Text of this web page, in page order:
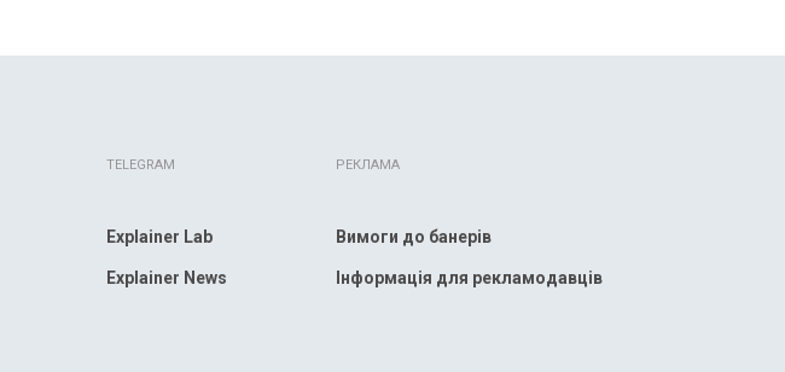
TELEGRAM РЕКЛАМА
Explainer Lab
Explainer News
Вимоги до банерів
Інформація для рекламодавців